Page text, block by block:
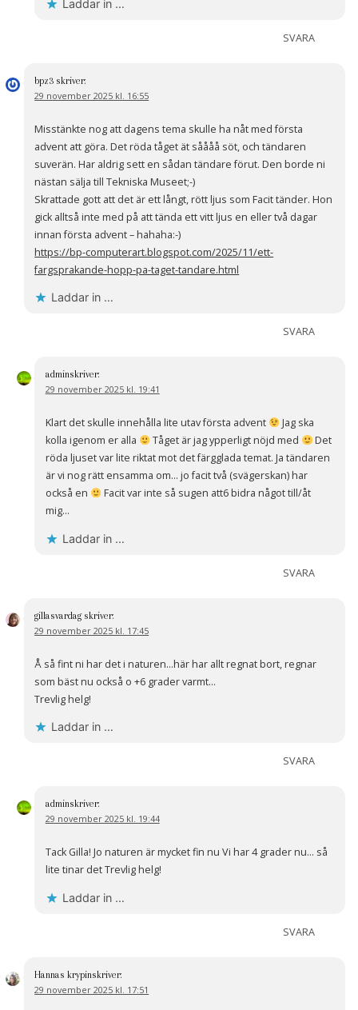
Laddar in …
SVARA
bpz3 skriver:
29 november 2025 kl. 16:55
Misstänkte nog att dagens tema skulle ha nåt med första
advent att göra. Det röda tåget ät såååå söt, och tändaren
suverän. Har aldrig sett en sådan tändare förut. Den borde ni
nästan sälja till Tekniska Museet;-)
Skrattade gott att det är ett långt, rött ljus som Facit tänder. Hon
gick alltså inte med på att tända ett vitt ljus en eller två dagar
innan första advent – hahaha:-)
https://bp-computerart.blogspot.com/2025/11/ett-
fargsprakande-hopp-pa-taget-tandare.html
Laddar in …
SVARA
adminskriver:
29 november 2025 kl. 19:41
Klart det skulle innehålla lite utav första advent
Jag ska
kolla igenom er alla
Tåget är jag ypperligt nöjd med
Det
röda ljuset var lite riktat mot det färgglada temat. Ja tändaren
är vi nog rätt ensamma om… jo facit två (svägerskan) har
också en
Facit var inte så sugen att6 bidra något till/åt
mig…
Laddar in …
SVARA
gillasvardag skriver:
29 november 2025 kl. 17:45
Å så fint ni har det i naturen…här har allt regnat bort, regnar
som bäst nu också o +6 grader varmt…
Trevlig helg!
Laddar in …
SVARA
adminskriver:
29 november 2025 kl. 19:44
Tack Gilla! Jo naturen är mycket fin nu Vi har 4 grader nu… så
lite tinar det Trevlig helg!
Laddar in …
SVARA
Hannas krypinskriver:
29 november 2025 kl. 17:51